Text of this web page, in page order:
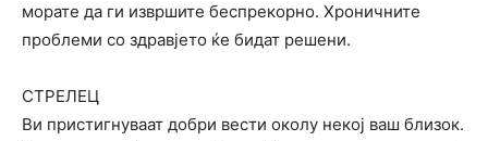
морате да ги извршите беспрекорно. Хроничните
проблеми со здравјето ќе бидат решени.
СТРЕЛЕЦ
Ви пристигнуваат добри вести околу некој ваш близок.